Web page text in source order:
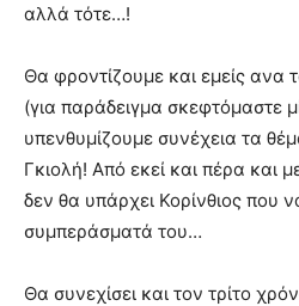
αλλά τότε…!
Θα φροντίζουμε και εμείς ανα
(για παράδειγμα σκεφτόμαστε
υπενθυμίζουμε συνέχεια τα
Γκιολή! Από εκεί και πέρα και
δεν θα υπάρχει Κορίνθιος που
συμπεράσματά του…
Θα συνεχίσει και τον τρίτο